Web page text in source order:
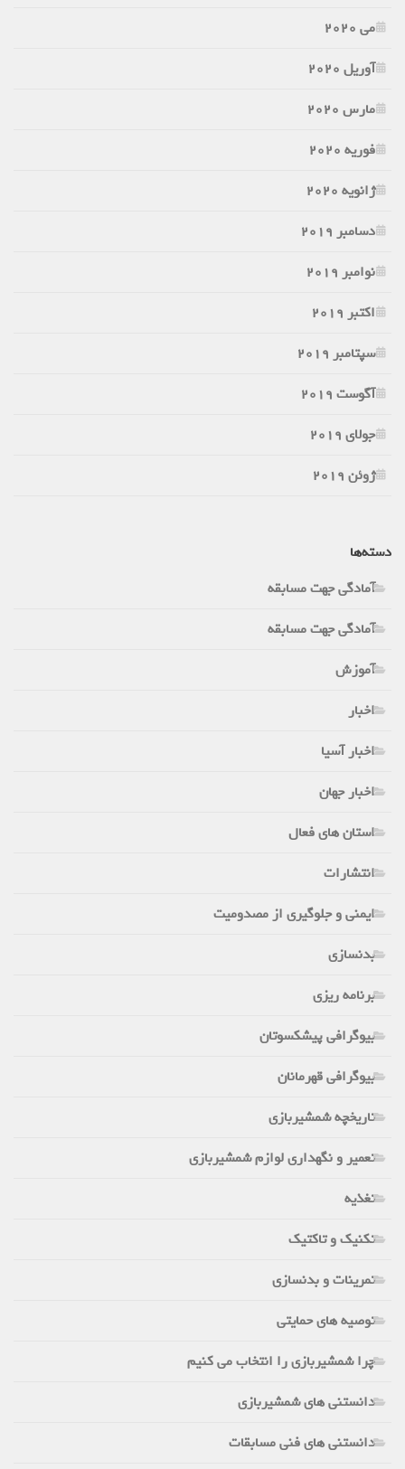
می 2020
آوریل 2020
مارس 2020
فوریه 2020
ژانویه 2020
دسامبر 2019
نوامبر 2019
اکتبر 2019
سپتامبر 2019
آگوست 2019
جولای 2019
ژوئن 2019
دسته‌ها
آمادگی جهت مسابقه
آمادگی جهت مسابقه
آموزش
اخبار
اخبار آسیا
اخبار جهان
استان های فعال
انتشارات
ایمنی و جلوگیری از مصدومیت
بدنسازی
برنامه ریزی
بیوگرافی پیشکسوتان
بیوگرافی قهرمانان
تاریخچه شمشیربازی
تعمیر و نگهداری لوازم شمشیربازی
تغذیه
تکنیک و تاکتیک
تمرینات و بدنسازی
توصیه های حمایتی
چرا شمشیربازی را انتخاب می کنیم
دانستنی های شمشیربازی
دانستنی های فنی مسابقات